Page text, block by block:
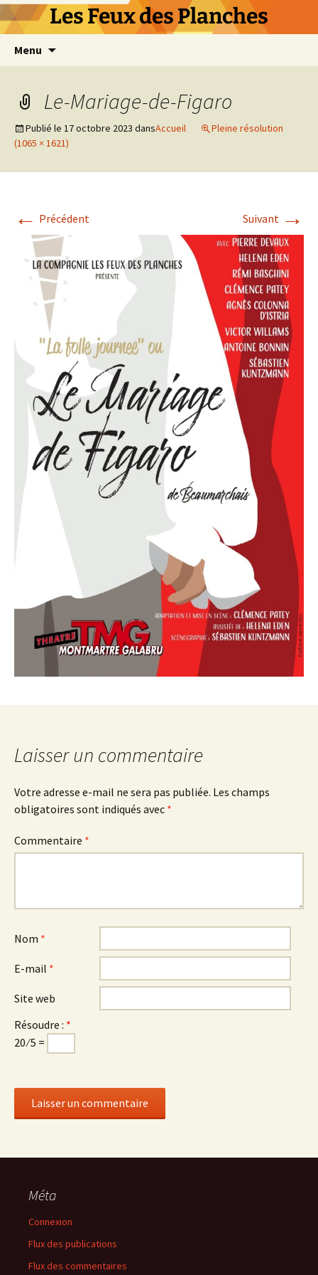
Les Feux des Planches
Menu
Le-Mariage-de-Figaro
Publié le 17 octobre 2023 dansAccueil
Pleine résolution
(1065 × 1621)
← Précédent Suivant →
Laisser un commentaire
Votre adresse e-mail ne sera pas publiée. Les champs
obligatoires sont indiqués avec *
Commentaire *
Nom *
E-mail *
Site web
Résoudre : *
20 ⁄ 5 =
Méta
Connexion
Flux des publications
Flux des commentaires